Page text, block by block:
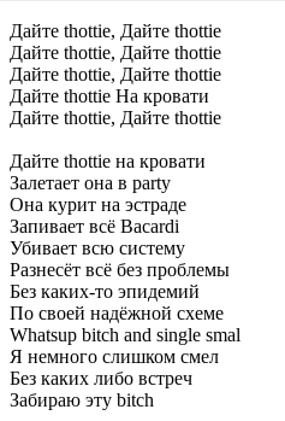
Дайте thottie, Дайте thottie
Дайте thottie, Дайте thottie
Дайте thottie, Дайте thottie
Дайте thottie На кровати
Дайте thottie, Дайте thottie
Дайте thottie на кровати
Залетает она в party
Она курит на эстраде
Запивает всё Bacardi
Убивает всю систему
Разнесёт всё без проблемы
Без каких-то эпидемий
По своей надёжной схеме
Whatsup bitch and single smal
Я немного слишком смел
Без каких либо встреч
Забираю эту bitch